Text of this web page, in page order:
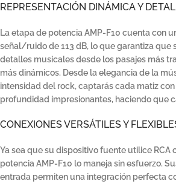
REPRESENTACIÓN DINÁMICA Y
La etapa de potencia AMP-F10 cuenta con
señal/ruido de 113 dB, lo que garantiza que
detalles musicales desde los pasajes más
más dinámicos. Desde la elegancia de la
intensidad del rock, captarás cada matiz
profundidad impresionantes, haciendo que
CONEXIONES VERSÁTILES Y
Ya sea que su dispositivo fuente utilice RCA
potencia AMP-F10 lo maneja sin esfuerzo.
entrada permiten una integración perfecta